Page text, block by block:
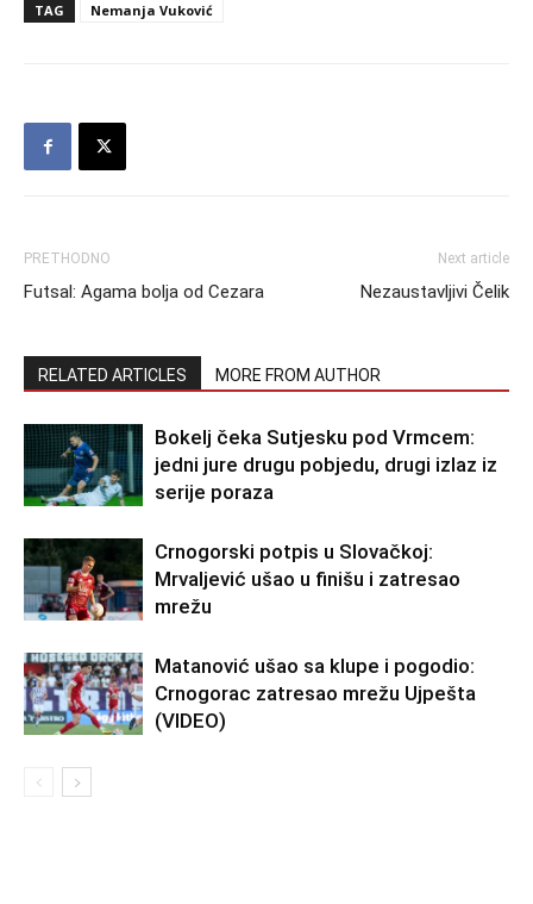
TAG Nemanja Vuković
PRETHODNO
Futsal: Agama bolja od Cezara
Next article
Nezaustavljivi Čelik
RELATED ARTICLES MORE FROM AUTHOR
Bokelj čeka Sutjesku pod Vrmcem:
jedni jure drugu pobjedu, drugi izlaz iz
serije poraza
Crnogorski potpis u Slovačkoj:
Mrvaljević ušao u finišu i zatresao
mrežu
Matanović ušao sa klupe i pogodio:
Crnogorac zatresao mrežu Ujpešta
(VIDEO)